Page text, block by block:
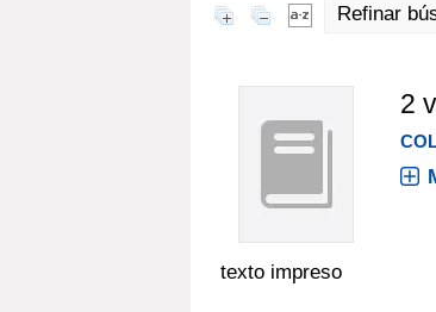
Refinar
texto impreso
2